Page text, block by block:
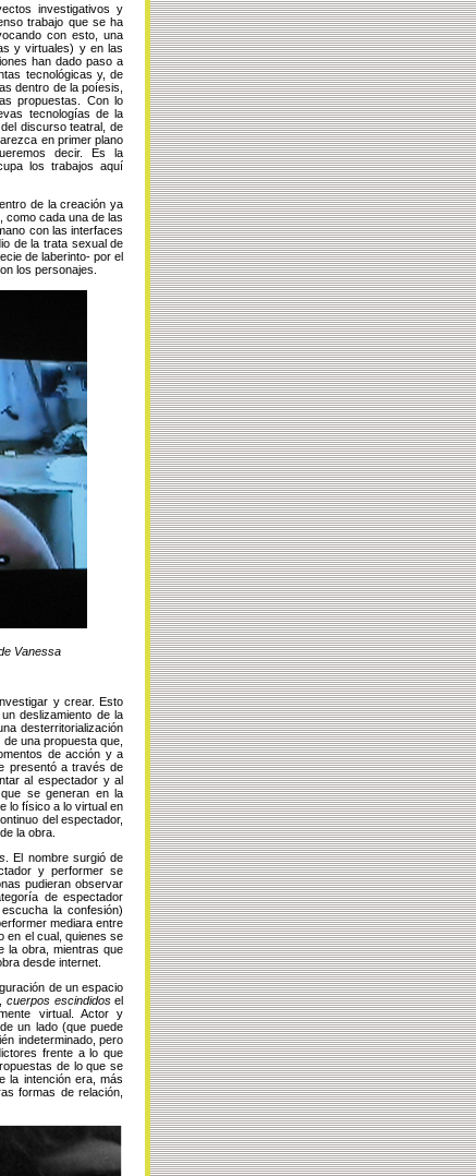
investigativos y
trabajo que se ha
con esto, una
y virtuales) y en las
han dado paso a
tecnológicas y, de
dentro de la poíesis,
propuestas. Con lo
tecnologías de la
discurso teatral, de
en primer plano
decir. Es la
los trabajos aquí
de la creación ya
como cada una de las
con las interfaces
de la trata sexual de
de laberinto- por el
los personajes.
Vanessa
y crear. Esto
deslizamiento de la
desterritorialización
una propuesta que,
de acción y a
presentó a través de
al espectador y al
se generan en la
lo físico a lo virtual en
del espectador,
la obra.
. El nombre surgió de
y performer se
pudieran observar
de espectador
la confesión)
mediara entre
en el cual, quienes se
la obra, mientras que
desde internet.
de un espacio
cuerpos escindidosel
virtual. Actor y
un lado (que puede
indeterminado, pero
frente a lo que
de lo que se
la intención era, más
formas de relación,